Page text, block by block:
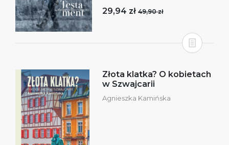
29,94 zł 49,90 zł
Złota klatka? O kobietach
w Szwajcarii
Agnieszka Kamińska